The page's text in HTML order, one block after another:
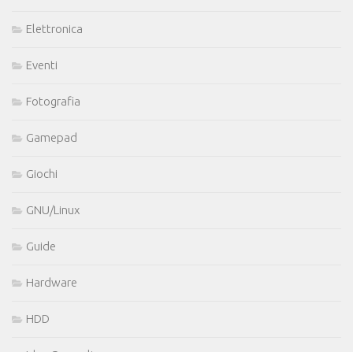
Elettronica
Eventi
Fotografia
Gamepad
Giochi
GNU/Linux
Guide
Hardware
HDD